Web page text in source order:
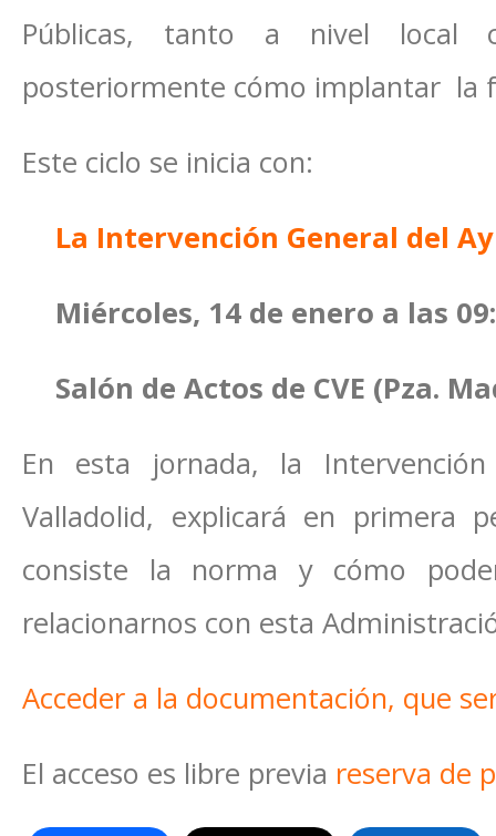
Públicas, tanto a nivel local
posteriormente cómo implantar la
Este ciclo se inicia con:
La Intervención General del
Miércoles, 14 de enero a las
Salón de Actos de CVE (Pza.
En esta jornada, la
Valladolid, explicará en primera
consiste la norma y cómo
relacionarnos con esta
Acceder a la documentación, que
El acceso es libre previa reserva de